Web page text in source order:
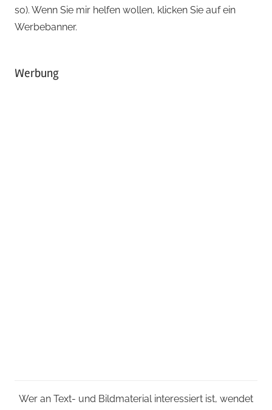
so). Wenn Sie mir helfen wollen, klicken Sie auf ein
Werbebanner.
Werbung
Wer an Text- und Bildmaterial interessiert ist, wendet